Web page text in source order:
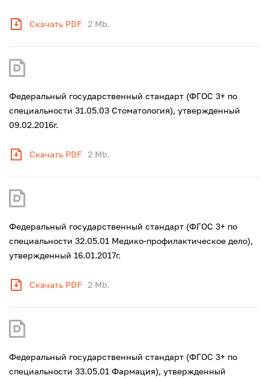
Скачать PDF 2 Mb.
Федеральный государственный стандарт (ФГОС 3+ по
специальности 31.05.03 Стоматология), утвержденный
09.02.2016г.
Скачать PDF 2 Mb.
Федеральный государственный стандарт (ФГОС 3+ по
специальности 32.05.01 Медико-профилактическое дело),
утвержденный 16.01.2017г.
Скачать PDF 2 Mb.
Федеральный государственный стандарт (ФГОС 3+ по
специальности 33.05.01 Фармация), утвержденный